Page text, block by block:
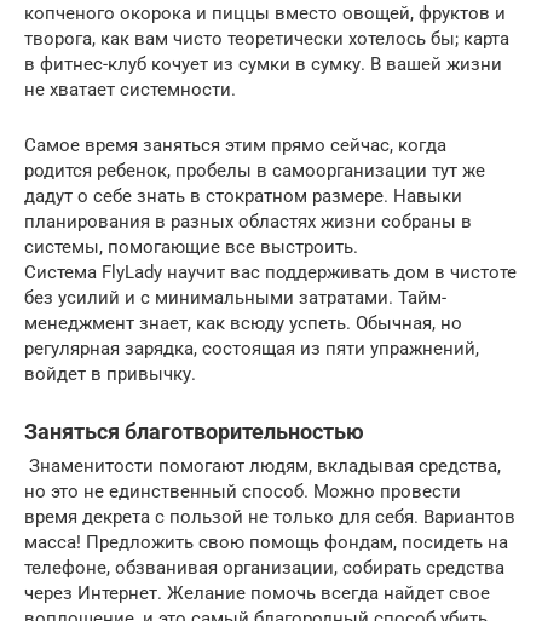
копченого окорока и пиццы вместо овощей, фруктов и
творога, как вам чисто теоретически хотелось бы; карта
в фитнес-клуб кочует из сумки в сумку. В вашей жизни
не хватает системности.
Самое время заняться этим прямо сейчас, когда
родится ребенок, пробелы в самоорганизации тут же
дадут о себе знать в стократном размере. Навыки
планирования в разных областях жизни собраны в
системы, помогающие все выстроить.
Система FlyLady научит вас поддерживать дом в чистоте
без усилий и с минимальными затратами. Тайм-
менеджмент знает, как всюду успеть. Обычная, но
регулярная зарядка, состоящая из пяти упражнений,
войдет в привычку.
Заняться благотворительностью
Знаменитости помогают людям, вкладывая средства,
но это не единственный способ. Можно провести
время декрета с пользой не только для себя. Вариантов
масса! Предложить свою помощь фондам, посидеть на
телефоне, обзванивая организации, собирать средства
через Интернет. Желание помочь всегда найдет свое